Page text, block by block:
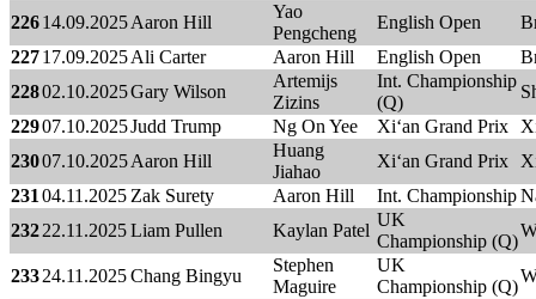
22614.09.2025Aaron Hill
Yao
Pengcheng
English Open
22717.09.2025Ali Carter Aaron Hill English Open
22802.10.2025Gary Wilson
Artemijs
Zizins
Int. Championship
(Q)
22907.10.2025Judd Trump Ng On Yee Xi‘an Grand Prix
23007.10.2025Aaron Hill
Huang
Jiahao
Xi‘an Grand Prix
231 04.11.2025 Zak Surety Aaron Hill Int. Championship
23222.11.2025Liam Pullen Kaylan Patel
UK
Championship (Q)
23324.11.2025Chang Bingyu
Stephen
Maguire
UK
Championship (Q)